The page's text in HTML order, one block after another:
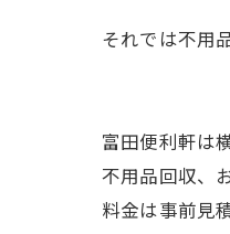
それでは不用
富田便利軒は
不用品回収、
料金は事前見